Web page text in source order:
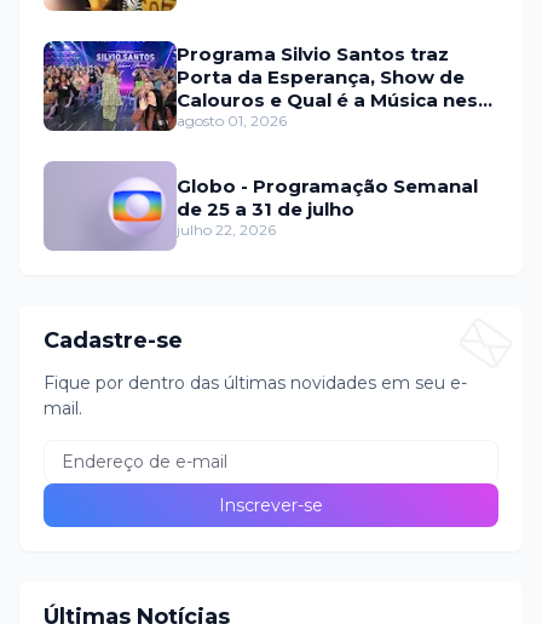
Programa Silvio Santos traz
Porta da Esperança, Show de
Calouros e Qual é a Música neste
domingo (2)
agosto 01, 2026
Globo - Programação Semanal
de 25 a 31 de julho
julho 22, 2026
Cadastre-se
Fique por dentro das últimas novidades em seu e-
mail.
Últimas Notícias